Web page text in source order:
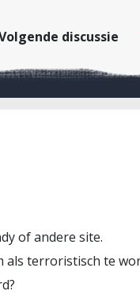
discussie
of andere site.
als terroristisch te